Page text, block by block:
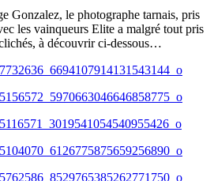
Gonzalez, le photographe tarnais, pris
les vainqueurs Elite a malgré tout pris
à découvrir ci-dessous…